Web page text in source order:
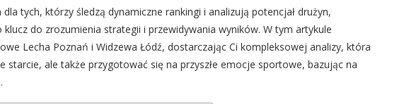
tych, którzy śledzą dynamiczne rankingi i analizują potencjał drużyn,
do zrozumienia strategii i przewidywania wyników. W tym artykule
Lecha Poznań i Widzewa Łódź, dostarczając Ci kompleksowej analizy, która
starcie, ale także przygotować się na przyszłe emocje sportowe, bazując na